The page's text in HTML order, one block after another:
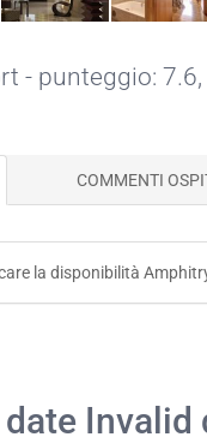
- punteggio:
COMMENTI
la disponibilità
Invalid